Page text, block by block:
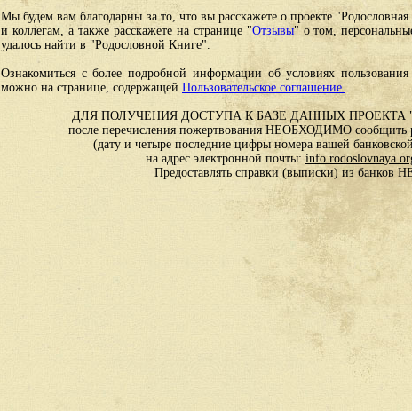
Мы будем вам благодарны за то, что вы расскажете о проекте
и коллегам, а также расскажете на странице "Отзывы" о том,
удалось найти в "Родословной Книге".
Ознакомиться с более подробной информации об условиях
можно на странице, содержащей Пользовательское соглашение.
ДЛЯ ПОЛУЧЕНИЯ ДОСТУПА К БАЗЕ ДАННЫХ ПРОЕКТА
после перечисления пожертвования НЕОБХОДИМО сообщить
(дату и четыре последние цифры номера вашей
на адрес электронной почты:
Предоставлять справки (выписки) из